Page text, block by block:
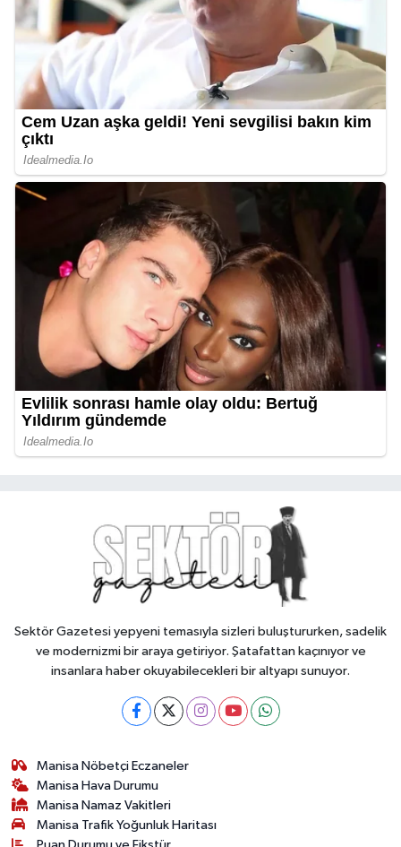
Sektör Gazetesi yepyeni temasıyla sizleri buluştururken, sadelik
ve modernizmi bir araya getiriyor. Şatafattan kaçınıyor ve
insanlara haber okuyabilecekleri bir altyapı sunuyor.
Manisa Nöbetçi Eczaneler
Manisa Hava Durumu
Manisa Namaz Vakitleri
Manisa Trafik Yoğunluk Haritası